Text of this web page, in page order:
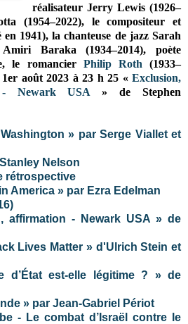
réalisateur Jerry Lewis (1926–
(1954–2022), le compositeur et
1941), la chanteuse de jazz Sarah
Amiri Baraka (1934–2014), poète
le romancier Philip Roth (1933–
août 2023 à 23 h 25 « Exclusion,
- Newark USA » de Stephen
» par Serge Viallet et
Nelson
rétrospective
America » par Ezra Edelman
affirmation - Newark USA » de
Lives Matter » d'Ulrich Stein et
d’État est-elle légitime ? » de
» par Jean-Gabriel Périot
- Le combat d’Israël contre le